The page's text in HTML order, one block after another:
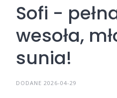
Sofi -
wesoła,
sunia!
DODANE 2026-04-29